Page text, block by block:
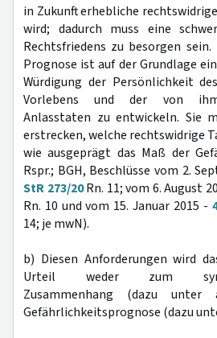
in Zukunft erhebliche
wird; dadurch muss eine
Rechtsfriedens zu besorgen
Prognose ist auf der Grundlage
Würdigung der Persönlichkeit
Vorlebens und der von ihm
Anlasstaten zu entwickeln. Sie
erstrecken, welche rechtswidrige
wie ausgeprägt das Maß der
Rspr.; BGH, Beschlüsse vom 2.
StR 273/20Rn. 11; vom 6. August
Rn. 10 und vom 15. Januar 2015 -
14; je mwN).
b) Diesen Anforderungen wird
Urteil weder zum
Zusammenhang (dazu
Gefährlichkeitsprognose (dazu